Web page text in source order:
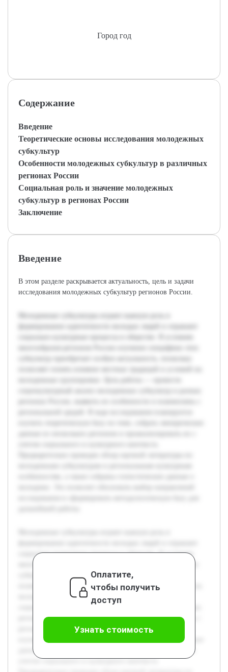
Город год
Содержание
Введение
Теоретические основы исследования молодежных
субкультур
Особенности молодежных субкультур в различных
регионах России
Социальная роль и значение молодежных
субкультур в регионах России
Заключение
Введение
В этом разделе раскрывается актуальность, цель и задачи
исследования молодежных субкультур регионов России.
социально-культурные процессы в обществе. В условиях
многообразия регионов России изучение специфики этих
субкультур приобретает особую актуальность, поскольку
позволяет понять влияние местных традиций и условий на
молодежные группировки. Цель работы — провести
регионах России, выявить их особенности и взаимосвязь с
региональной средой. В ходе исследования планируется
изучить теоретическую базу по теме, собрать эмпирические
данные из нескольких регионов и проанализировать их с
учетом социального и культурного контекста.
Оплатите,
чтобы получить
доступ
Узнать стоимость